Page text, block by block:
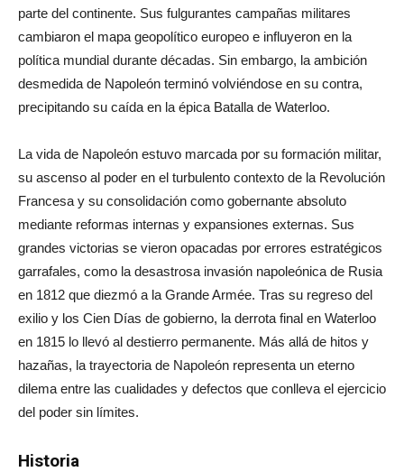
parte del continente. Sus fulgurantes campañas militares
cambiaron el mapa geopolítico europeo e influyeron en la
política mundial durante décadas. Sin embargo, la ambición
desmedida de Napoleón terminó volviéndose en su contra,
precipitando su caída en la épica Batalla de Waterloo.
La vida de Napoleón estuvo marcada por su formación militar,
su ascenso al poder en el turbulento contexto de la Revolución
Francesa y su consolidación como gobernante absoluto
mediante reformas internas y expansiones externas. Sus
grandes victorias se vieron opacadas por errores estratégicos
garrafales, como la desastrosa invasión napoleónica de Rusia
en 1812 que diezmó a la Grande Armée. Tras su regreso del
exilio y los Cien Días de gobierno, la derrota final en Waterloo
en 1815 lo llevó al destierro permanente. Más allá de hitos y
hazañas, la trayectoria de Napoleón representa un eterno
dilema entre las cualidades y defectos que conlleva el ejercicio
del poder sin límites.
Historia